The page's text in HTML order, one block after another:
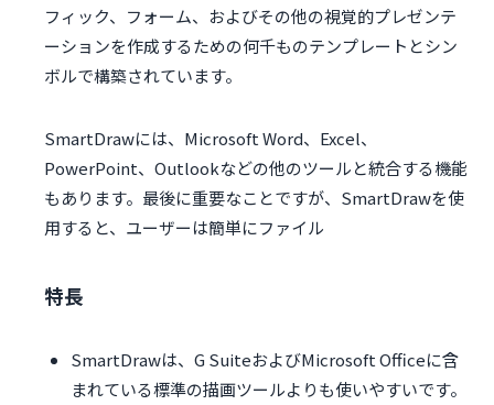
フィック、フォーム、およびその他の視覚的プレゼンテ
ーションを作成するための何千ものテンプレートとシン
ボルで構築されています。
SmartDrawには、Microsoft Word、Excel、
PowerPoint、Outlookなどの他のツールと統合する機能
もあります。最後に重要なことですが、SmartDrawを使
用すると、ユーザーは簡単にファイル
特長
SmartDrawは、G SuiteおよびMicrosoft Officeに含
まれている標準の描画ツールよりも使いやすいです。